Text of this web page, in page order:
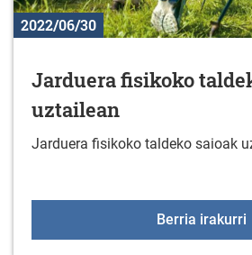
2022/06/30
Jarduera fisikoko
uztailean
Jarduera fisikoko taldeko saioak
Berria irakurri